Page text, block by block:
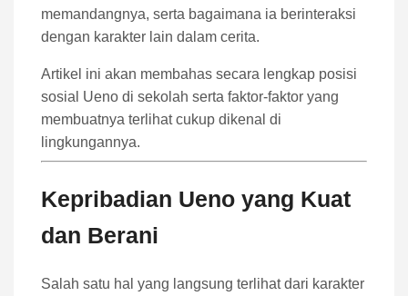
memandangnya, serta bagaimana ia berinteraksi
dengan karakter lain dalam cerita.
Artikel ini akan membahas secara lengkap posisi
sosial Ueno di sekolah serta faktor-faktor yang
membuatnya terlihat cukup dikenal di
lingkungannya.
Kepribadian Ueno yang Kuat
dan Berani
Salah satu hal yang langsung terlihat dari karakter